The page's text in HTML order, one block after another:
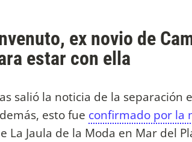
ex novio de
estar con ella
salió la noticia de la separación
esto fue confirmado por la
La Jaula de la Moda en Mar del